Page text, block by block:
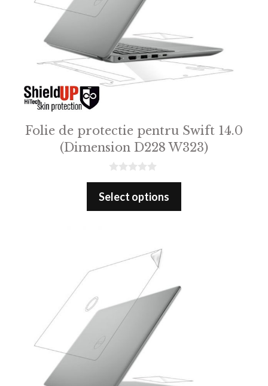
Folie de protectie pentru Swift 14.0
(Dimension D228 W323)
0
u
Select options